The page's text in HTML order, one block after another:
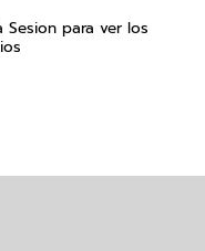
Sesion para ver los